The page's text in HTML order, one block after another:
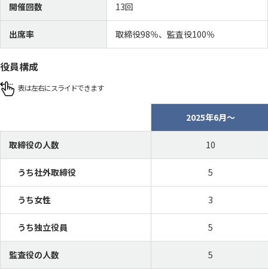
開催回数 13回
出席率 取締役98％、監査役100％
役員構成
2025年6月～
取締役の人数 10
うち社外取締役 5
うち女性 3
うち独立役員 5
監査役の人数 5